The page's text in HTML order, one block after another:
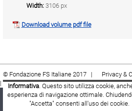
Width: 3106 px
Download volume pdf file
© Fondazione FS Italiane 2017 |
Privacy &
|Cookie|Termini e condizioni
Informativa. Questo sito utilizza cookie,
esperienza di navigazione ottimale.
"Accetta" consenti all'uso dei cookie.
Fondazione FS Italiane